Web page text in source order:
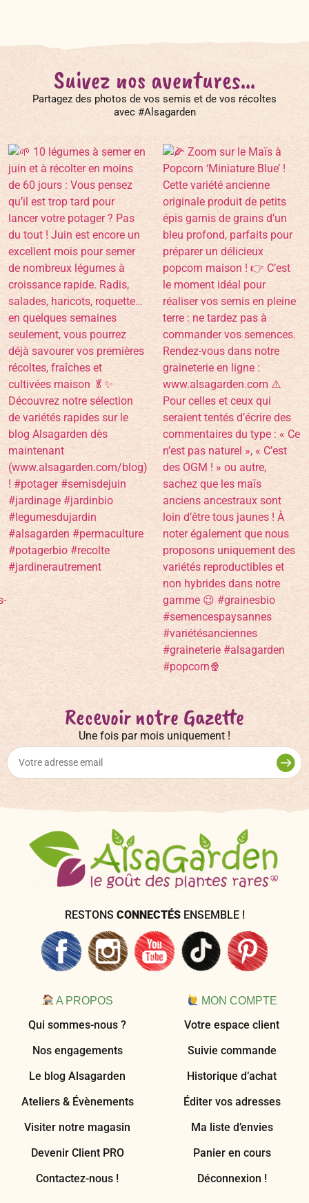
Suivez nos aventures...
Partagez des photos de vos semis et de vos récoltes
avec #Alsagarden
Recevoir notre Gazette
Une fois par mois uniquement !
RESTONS CONNECTÉS ENSEMBLE !
A PROPOS
Qui sommes-nous ?
Nos engagements
Le blog Alsagarden
Ateliers & Évènements
Visiter notre magasin
Devenir Client PRO
Contactez-nous !
MON COMPTE
Votre espace client
Suivie commande
Historique d’achat
Éditer vos adresses
Ma liste d’envies
Panier en cours
Déconnexion !